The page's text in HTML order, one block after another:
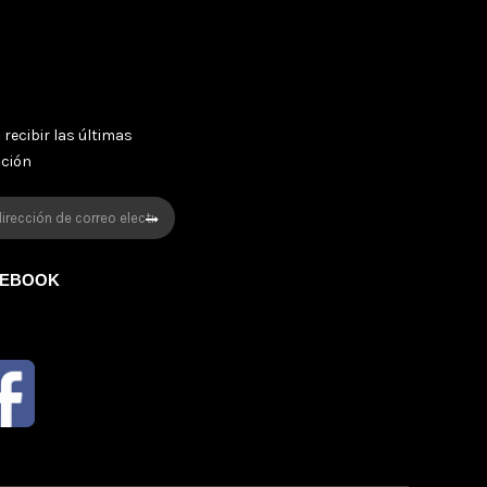
recibir las últimas